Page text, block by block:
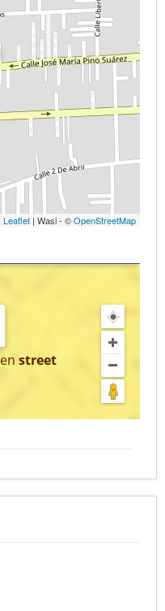
Leaflet | Wasi - ©OpenStreetMap
en street